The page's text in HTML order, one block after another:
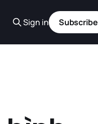
Sign in Subscribe